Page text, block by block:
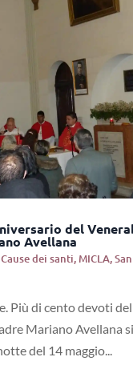
del
Avellana
Cause dei santi,MICLA,
Più di cento devoti del
Mariano Avellana
del 14 maggio...